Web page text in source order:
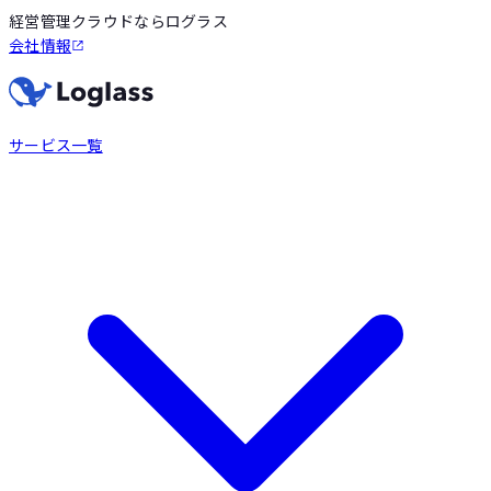
経営管理クラウドならログラス
会社情報
サービス一覧